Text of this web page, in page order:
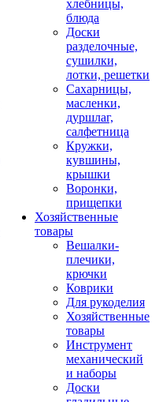
хлебницы,
блюда
Доски
разделочные,
сушилки,
лотки, решетки
Сахарницы,
масленки,
дуршлаг,
салфетница
Кружки,
кувшины,
крышки
Воронки,
прищепки
Хозяйственные
товары
Вешалки-
плечики,
крючки
Коврики
Для рукоделия
Хозяйственные
товары
Инструмент
механический
и наборы
Доски